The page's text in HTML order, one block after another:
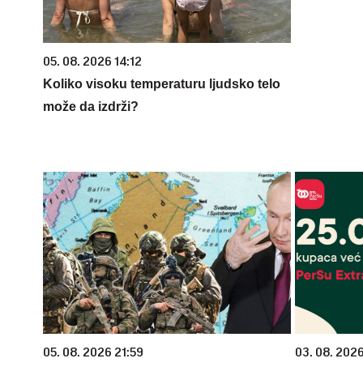
05. 08. 2026 14:12
Koliko visoku temperaturu ljudsko telo
može da izdrži?
05. 08. 2026 21:59 03. 08.